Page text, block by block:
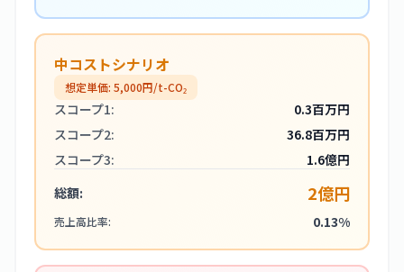
中コストシナリオ
想定単価: 5,000円/t-CO₂
スコープ1:
0.3百万円
スコープ2:
36.8百万円
スコープ3:
1.6億円
総額:
2億円
売上高比率: 0.13%